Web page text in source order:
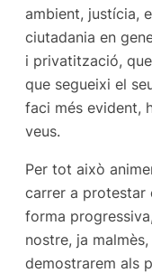
ambient, justícia,
ciutadania en
i privatització,
que segueixi el
faci més evident,
veus.
Per tot això
carrer a protestar
forma
nostre, ja
demostrarem als